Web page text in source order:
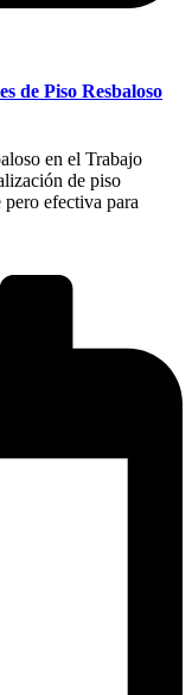
de Piso Resbaloso
en el Trabajo
de piso
efectiva para